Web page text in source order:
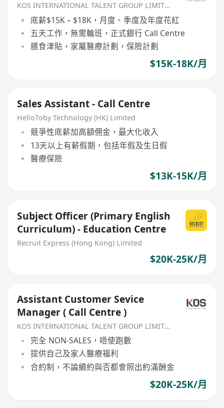
KOS INTERNATIONAL TALENT GROUP LIMITED
底薪$15K – $18K，月度、季度及年度花紅
五天工作，無需輪班，正式銀行 Call Centre
膳食津貼，家屬醫療計劃，保險計劃
$15K-18K/月
Sales Assistant - Call Centre
HelloToby Technology (HK) Limited
競爭性底薪加高額佣金，最大化收入
13天以上有薪假期，包括年假及生日假
醫療保險
$13K-15K/月
Subject Officer (Primary English
Curriculum) - Education Centre
Recruit Express (Hong Kong) Limited
$20K-25K/月
Assistant Customer Sevice
Manager ( Call Centre )
KOS INTERNATIONAL TALENT GROUP LIMITED
完全 NON-SALES，唔使跑數
提供自己及家人醫療福利
合約制，不論續約與否都會照出約滿酬金
$20K-25K/月